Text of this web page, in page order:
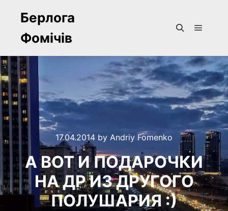
Берлога
Фомічів
17.04.2014 by Andriy Fomenko
А ВОТ И ПОДАРОЧКИ
НА ДР ИЗ ДРУГОГО
ПОЛУШАРИЯ :)